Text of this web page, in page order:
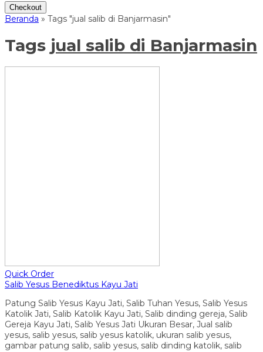
Checkout
Beranda » Tags "jual salib di Banjarmasin"
Tags jual salib di Banjarmasin
Quick Order
Salib Yesus Benediktus Kayu Jati
Patung Salib Yesus Kayu Jati, Salib Tuhan Yesus, Salib Yesus
Katolik Jati, Salib Katolik Kayu Jati, Salib dinding gereja, Salib
Gereja Kayu Jati, Salib Yesus Jati Ukuran Besar, Jual salib
yesus, salib yesus, salib yesus katolik, ukuran salib yesus,
gambar patung salib, salib yesus, salib dinding katolik, salib